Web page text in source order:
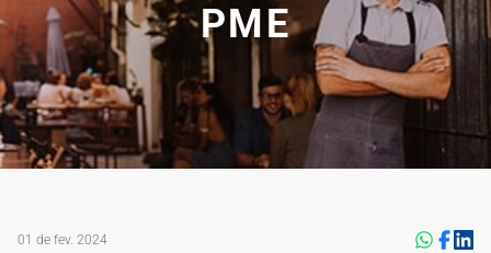
PME
01 de fev. 2024